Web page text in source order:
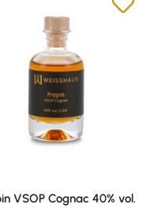
VSOP Cognac 40% vol.